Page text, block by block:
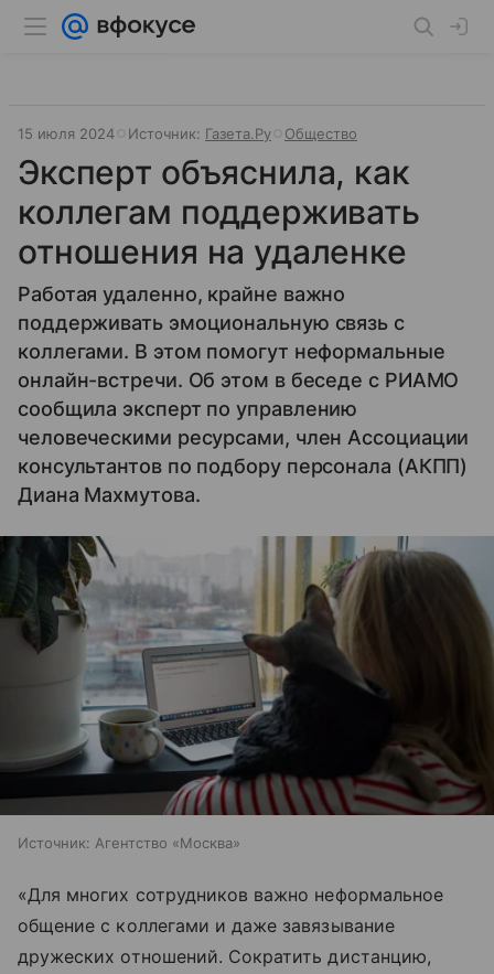
15 июля 2024 Источник: Газета.Ру Общество
Эксперт объяснила, как
коллегам поддерживать
отношения на удаленке
Работая удаленно, крайне важно
поддерживать эмоциональную связь с
коллегами. В этом помогут неформальные
онлайн-встречи. Об этом в беседе с РИАМО
сообщила эксперт по управлению
человеческими ресурсами, член Ассоциации
консультантов по подбору персонала (АКПП)
Диана Махмутова.
Источник: Агентство «Москва»
«Для многих сотрудников важно неформальное
общение с коллегами и даже завязывание
дружеских отношений. Сократить дистанцию,